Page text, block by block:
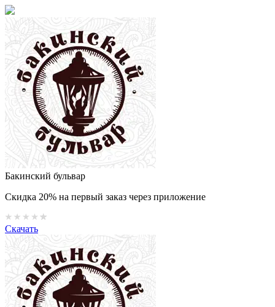
Бакинский бульвар
Скидка 20% на первый заказ через приложение
Скачать